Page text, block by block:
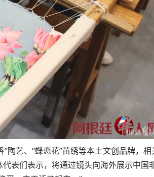
陶艺、“蝶恋花”苗绣等本土文创品牌，相
表们表示，将通过镜头向海外展示中国